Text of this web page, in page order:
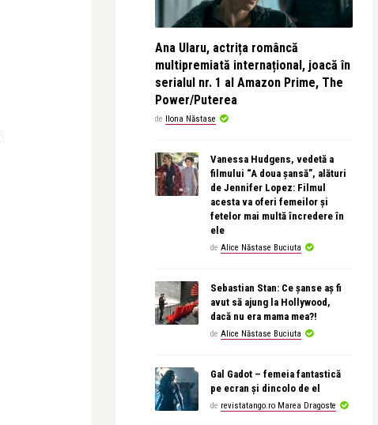
Ana Ularu, actrița româncă
multipremiată internațional, joacă în
serialul nr. 1 al Amazon Prime, The
Power/Puterea
de Ilona Năstase
Vanessa Hudgens, vedetă a
filmului “A doua șansă”, alături
de Jennifer Lopez: Filmul
acesta va oferi femeilor și
fetelor mai multă încredere în
ele
de Alice Năstase Buciuta
Sebastian Stan: Ce șanse aș fi
avut să ajung la Hollywood,
dacă nu era mama mea?!
de Alice Năstase Buciuta
Gal Gadot – femeia fantastică
pe ecran și dincolo de el
de revistatango.ro Marea Dragoste